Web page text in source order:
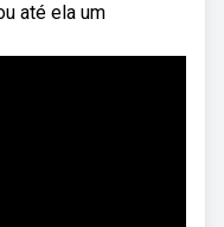
até ela um